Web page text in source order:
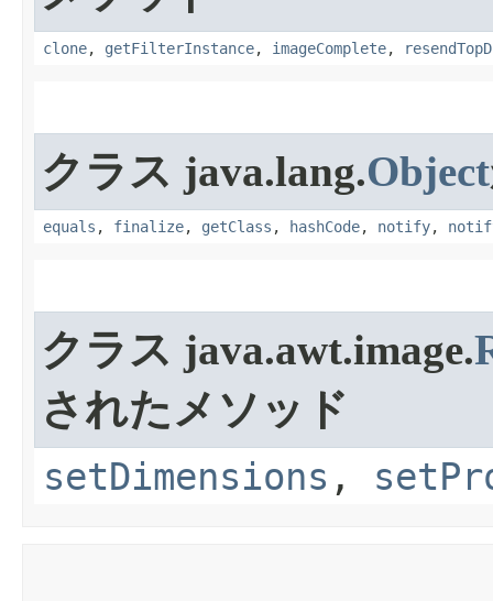
clone, getFilterInstance, imageComplete,
クラス java.lang.Object
equals , finalize, getClass , hashCode, notify,
クラス java.awt.image.
されたメソッド
setDimensions ,